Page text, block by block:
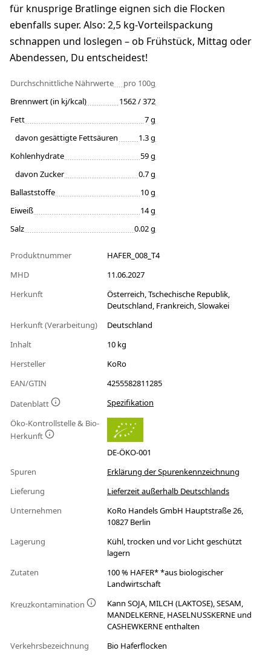
für knusprige Bratlinge eignen sich die Flocken
ebenfalls super. Also: 2,5 kg-Vorteilspackung
schnappen und loslegen – ob Frühstück, Mittag oder
Abendessen, Du entscheidest!
Durchschnittliche Nährwerte
pro 100g
Brennwert (in kj/kcal)
1562 / 372
Fett
7 g
davon gesättigte Fettsäuren
1.3 g
Kohlenhydrate
59 g
davon Zucker
0.7 g
Ballaststoffe
10 g
Eiweiß
14 g
Salz
0.02 g
Produktnummer
HAFER_008_T4
MHD
11.06.2027
Herkunft
Österreich, Tschechische Republik,
Deutschland, Frankreich, Slowakei
Herkunft (Verarbeitung)
Deutschland
Inhalt
10 kg
Hersteller
KoRo
EAN/GTIN
4255582811285
Datenblatt
Spezifikation
Öko-Kontrollstelle & Bio-
Herkunft
DE-ÖKO-001
Spuren
Erklärung der Spurenkennzeichnung
Lieferung
Lieferzeit außerhalb Deutschlands
Unternehmen
KoRo Handels GmbH Hauptstraße 26,
10827 Berlin
Lagerung
Kühl, trocken und vor Licht geschützt
lagern
Zutaten
100 % HAFER* *aus biologischer
Landwirtschaft
Kreuzkontamination
Kann SOJA, MILCH (LAKTOSE), SESAM,
MANDELKERNE, HASELNUSSKERNE und
CASHEWKERNE enthalten
Verkehrsbezeichnung
Bio Haferflocken